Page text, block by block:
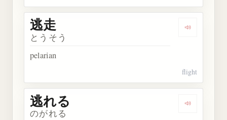
Dengarkan
逃走
とうそう
pelarian
flight
Dengarkan
逃れる
のがれる